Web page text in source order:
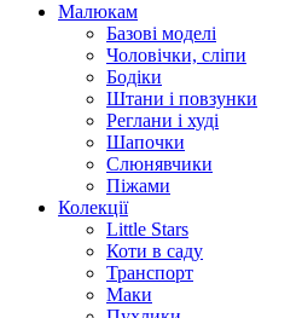
Малюкам
Базові моделі
Чоловічки, сліпи
Бодіки
Штани і повзунки
Реглани і худі
Шапочки
Слюнявчики
Піжами
Колекції
Little Stars
Коти в саду
Транспорт
Маки